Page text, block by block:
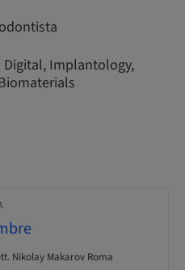
Digital, Implantology,
Nikolay Makarov Roma